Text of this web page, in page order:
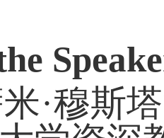
·穆斯